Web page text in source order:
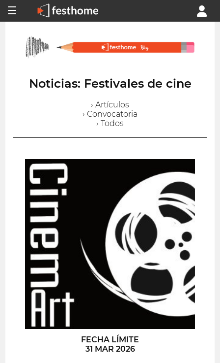
Noticias: Festivales de cine
› Artículos
› Convocatoria
› Todos
FECHA LÍMITE
31 MAR 2026